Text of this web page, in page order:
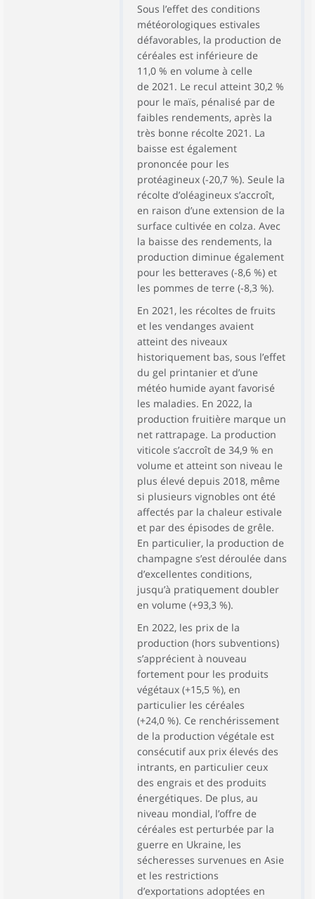
Sous l’effet des conditions
météorologiques estivales
défavorables, la production de
céréales est inférieure de
11,0 % en volume à celle
de 2021. Le recul atteint 30,2 %
pour le maïs, pénalisé par de
faibles rendements, après la
très bonne récolte 2021. La
baisse est également
prononcée pour les
protéagineux (-20,7 %). Seule la
récolte d’oléagineux s’accroît,
en raison d’une extension de la
surface cultivée en colza. Avec
la baisse des rendements, la
production diminue également
pour les betteraves (-8,6 %) et
les pommes de terre (-8,3 %).
En 2021, les récoltes de fruits
et les vendanges avaient
atteint des niveaux
historiquement bas, sous l’effet
du gel printanier et d’une
météo humide ayant favorisé
les maladies. En 2022, la
production fruitière marque un
net rattrapage. La production
viticole s’accroît de 34,9 % en
volume et atteint son niveau le
plus élevé depuis 2018, même
si plusieurs vignobles ont été
affectés par la chaleur estivale
et par des épisodes de grêle.
En particulier, la production de
champagne s’est déroulée dans
d’excellentes conditions,
jusqu’à pratiquement doubler
en volume (+93,3 %).
En 2022, les prix de la
production (hors subventions)
s’apprécient à nouveau
fortement pour les produits
végétaux (+15,5 %), en
particulier les céréales
(+24,0 %). Ce renchérissement
de la production végétale est
consécutif aux prix élevés des
intrants, en particulier ceux
des engrais et des produits
énergétiques. De plus, au
niveau mondial, l’offre de
céréales est perturbée par la
guerre en Ukraine, les
sécheresses survenues en Asie
et les restrictions
d’exportations adoptées en